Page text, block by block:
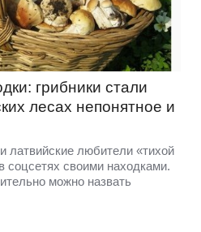
грибники стали
лесах непонятное и
латвийские любители «тихой
соцсетях своими находками.
можно назвать